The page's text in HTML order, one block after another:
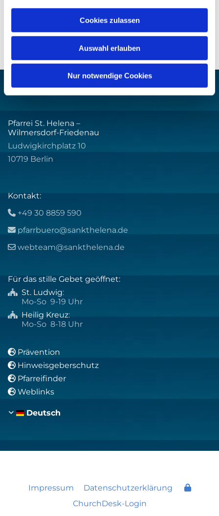
Cookies zulassen
Auswahl erlauben
Nur notwendige Cookies
Pfarrei St. Helena –
Wilmersdorf-Friedenau
Ludwigkirchplatz 10
10719 Berlin
Kontakt:
 +49 30 8859 590
 pfarrbuero@sankthelena.de
 webteam@sankthelena.de
Für das stille Gebet geöffnet:
 St. Ludwig:
Mo-So 9-19 Uhr
 Heilig Kreuz:
Mo-So 8-18 Uhr
 Prävention
 Hinweisgeberschutz
 Pfarreifinder
 Weblinks
Deutsch
Impressum
Datenschutzerklärung
ChurchDesk-Login